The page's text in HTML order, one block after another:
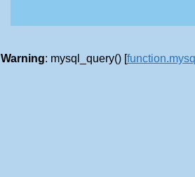
Warning: mysql_query() [